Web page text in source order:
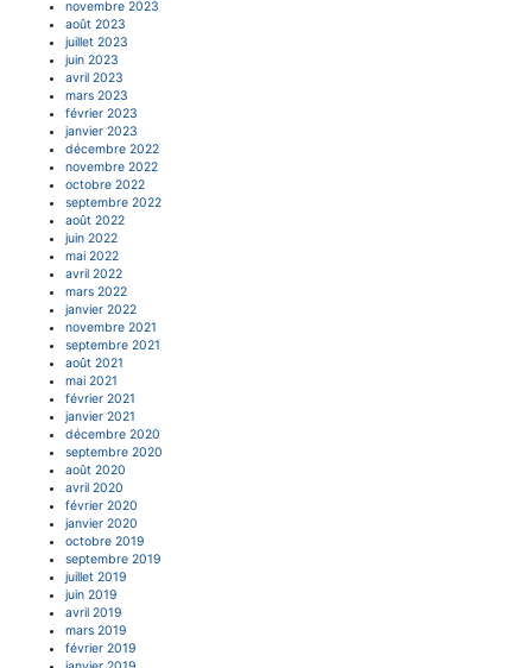
novembre 2023
août 2023
juillet 2023
juin 2023
avril 2023
mars 2023
février 2023
janvier 2023
décembre 2022
novembre 2022
octobre 2022
septembre 2022
août 2022
juin 2022
mai 2022
avril 2022
mars 2022
janvier 2022
novembre 2021
septembre 2021
août 2021
mai 2021
février 2021
janvier 2021
décembre 2020
septembre 2020
août 2020
avril 2020
février 2020
janvier 2020
octobre 2019
septembre 2019
juillet 2019
juin 2019
avril 2019
mars 2019
février 2019